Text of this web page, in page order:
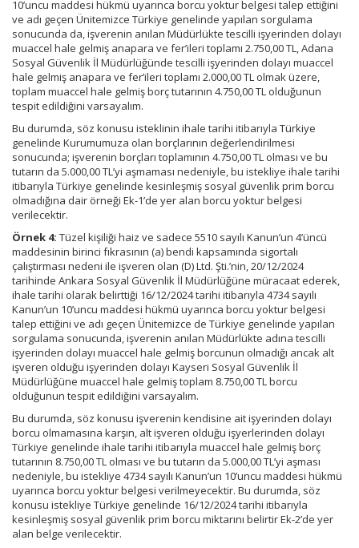
10’uncu maddesi hükmü uyarınca borcu yoktur belgesi talep ettiğini
ve adı geçen Ünitemizce Türkiye genelinde yapılan sorgulama
sonucunda da, işverenin anılan Müdürlükte tescilli işyerinden dolayı
muaccel hale gelmiş anapara ve fer’ileri toplamı 2.750,00 TL, Adana
Sosyal Güvenlik İl Müdürlüğünde tescilli işyerinden dolayı muaccel
hale gelmiş anapara ve fer’ileri toplamı 2.000,00 TL olmak üzere,
toplam muaccel hale gelmiş borç tutarının 4.750,00 TL olduğunun
tespit edildiğini varsayalım.
Bu durumda, söz konusu isteklinin ihale tarihi itibarıyla Türkiye
genelinde Kurumumuza olan borçlarının değerlendirilmesi
sonucunda; işverenin borçları toplamının 4.750,00 TL olması ve bu
tutarın da 5.000,00 TL’yi aşmaması nedeniyle, bu istekliye ihale tarihi
itibarıyla Türkiye genelinde kesinleşmiş sosyal güvenlik prim borcu
olmadığına dair örneği Ek-1’de yer alan borcu yoktur belgesi
verilecektir.
Örnek 4: Tüzel kişiliği haiz ve sadece 5510 sayılı Kanun’un 4’üncü
maddesinin birinci fıkrasının (a) bendi kapsamında sigortalı
çalıştırması nedeni ile işveren olan (D) Ltd. Şti.’nin, 20/12/2024
tarihinde Ankara Sosyal Güvenlik İl Müdürlüğüne müracaat ederek,
ihale tarihi olarak belirttiği 16/12/2024 tarihi itibarıyla 4734 sayılı
Kanun’un 10’uncu maddesi hükmü uyarınca borcu yoktur belgesi
talep ettiğini ve adı geçen Ünitemizce de Türkiye genelinde yapılan
sorgulama sonucunda, işverenin anılan Müdürlükte adına tescilli
işyerinden dolayı muaccel hale gelmiş borcunun olmadığı ancak alt
işveren olduğu işyerinden dolayı Kayseri Sosyal Güvenlik İl
Müdürlüğüne muaccel hale gelmiş toplam 8.750,00 TL borcu
olduğunun tespit edildiğini varsayalım.
Bu durumda, söz konusu işverenin kendisine ait işyerinden dolayı
borcu olmamasına karşın, alt işveren olduğu işyerlerinden dolayı
Türkiye genelinde ihale tarihi itibarıyla muaccel hale gelmiş borç
tutarının 8.750,00 TL olması ve bu tutarın da 5.000,00 TL’yi aşması
nedeniyle, bu istekliye 4734 sayılı Kanun’un 10’uncu maddesi hükmü
uyarınca borcu yoktur belgesi verilmeyecektir. Bu durumda, söz
konusu istekliye Türkiye genelinde 16/12/2024 tarihi itibarıyla
kesinleşmiş sosyal güvenlik prim borcu miktarını belirtir Ek-2’de yer
alan belge verilecektir.